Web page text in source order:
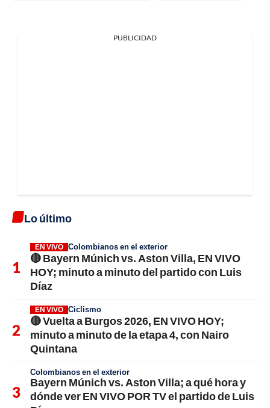
PUBLICIDAD
Lo último
EN VIVO Colombianos en el exterior
🔴 Bayern Múnich vs. Aston Villa, EN VIVO
HOY; minuto a minuto del partido con Luis
Díaz
EN VIVO Ciclismo
🔴 Vuelta a Burgos 2026, EN VIVO HOY;
minuto a minuto de la etapa 4, con Nairo
Quintana
Colombianos en el exterior
Bayern Múnich vs. Aston Villa; a qué hora y
dónde ver EN VIVO POR TV el partido de Luis